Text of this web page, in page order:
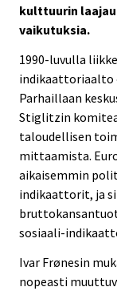
kulttuurin
vaikutuksia.
1990-luvulla
indikaattoriaalto
Parhaillaan
Stiglitzin
taloudellisen
mittaamista.
aikaisemmin
indikaattorit, ja
sosiaali-
Ivar Frønesin
nopeasti